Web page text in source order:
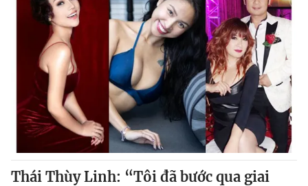
THỜI BÁO VTV
Theo dõi báo trên
Cơ quan chủ quản:
Đài Truyền hình Việt Nam
Cơ quan báo chí:
Thời báo VTV
Giấy phép hoạt động báo in và báo điện tử số 483/GP-BTTTT
cấp ngày 29/12/2023
Tổng Biên tập:Vũ Thanh Thủy
Phó Tổng Biên tập:Nguyễn Thị Mỹ Hạnh, Phạm Quốc Thắng,
Thái Thùy Linh: “Tôi đã bước qua giai